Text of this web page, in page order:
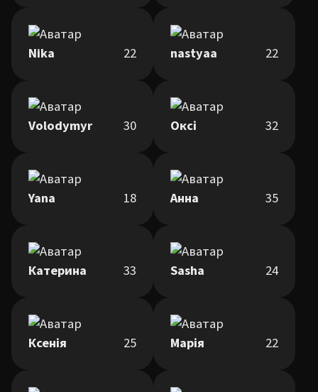
Nika 22 nastyaa 22
Volodymyr 30 Оксі 32
Yana 18 Анна 35
Катерина 33 Sasha 24
Ксенія 25 Марія 22